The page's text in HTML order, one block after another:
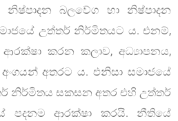
බලවේග හා නිෂ්පාදන
උත්තර් නිර්මිතයට ය. එනම්,
කරන කලාව, අධ්‍යාපනය,
අතරට ය. එනිසා සමාජයේ
නිර්මිතය සකසන අතර එහි උත්තර්
පදනම ආරක්ෂා කරයි. නීතියේ